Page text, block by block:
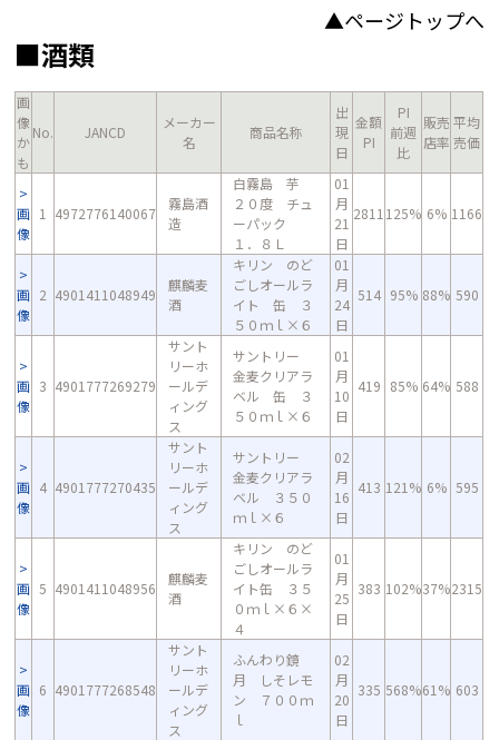
▲ページトップへ
■酒類
画
像
か
も
No. JANCD
メーカー
名
商品名称
出
現
日
金額
PI
PI
前週
比
販売
店率
平均
売価
画
像
1 4972776140067
霧島酒
造
白霧島 芋
２０度 チュ
ーパック
１．８Ｌ
01
月
21
日
2811 125% 6% 1166
画
像
2 4901411048949
麒麟麦
酒
キリン のど
ごしオールラ
イト 缶 ３
５０ｍｌ×６
01
月
24
日
514 95% 88% 590
画
像
3 4901777269279
サント
リーホ
ールデ
ィング
ス
サントリー
金麦クリアラ
ベル 缶 ３
５０ｍｌ×６
01
月
10
日
419 85% 64% 588
画
像
4 4901777270435
サント
リーホ
ールデ
ィング
ス
サントリー
金麦クリアラ
ベル ３５０
ｍｌ×６
02
月
16
日
413 121% 6% 595
画
像
5 4901411048956
麒麟麦
酒
キリン のど
ごしオールラ
イト缶 ３５
０ｍｌ×６×
４
01
月
25
日
383 102%37%2315
画
像
6 4901777268548
サント
リーホ
ールデ
ィング
ス
ふんわり鏡
月 しそレモ
ン ７００ｍ
ｌ
02
月
20
日
335 568%61% 603